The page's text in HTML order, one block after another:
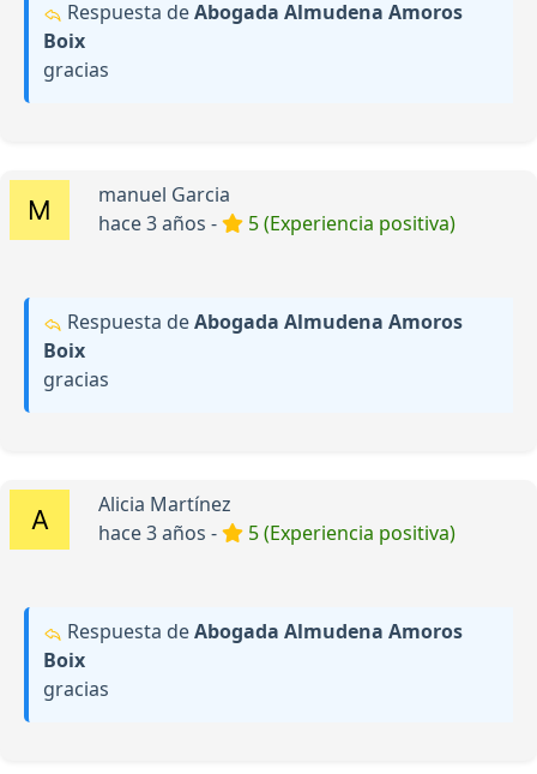
Respuesta deAbogada Almudena Amoros
Boix
gracias
manuel Garcia
hace 3 años -
5 (Experiencia positiva)
Respuesta deAbogada Almudena Amoros
Boix
gracias
Alicia Martínez
hace 3 años -
5 (Experiencia positiva)
Respuesta deAbogada Almudena Amoros
Boix
gracias